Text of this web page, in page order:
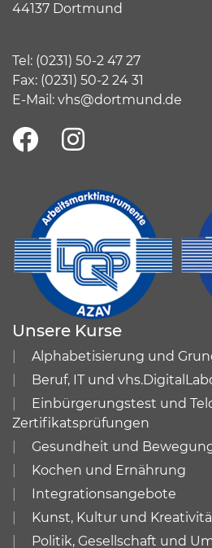
44137 Dortmund
Tel: (0231) 50-2 47 27
Fax: (0231) 50-2 24 31
E-Mail: vhs@dortmund.de
Unsere Kurse
Alphabetisierung und
Beruf, IT und
Einbürgerungstest und
Zertifikatsprüfungen
Gesundheit und
Kochen und Ernährung
Integrationsangebote
Kunst, Kultur und
Politik, Gesellschaft und